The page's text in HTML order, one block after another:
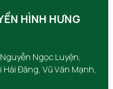
HÌNH HƯNG
Ngọc Luyện,
Đăng, Vũ Văn Mạnh,